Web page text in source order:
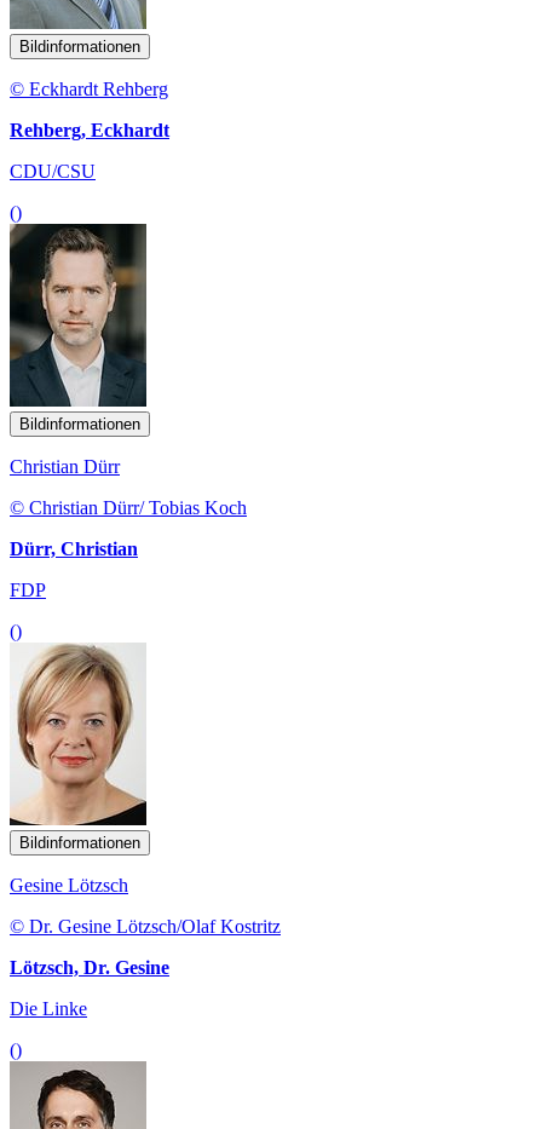
Bildinformationen
© Eckhardt Rehberg
Rehberg, Eckhardt
CDU/CSU
()
Bildinformationen
Christian Dürr
© Christian Dürr/ Tobias Koch
Dürr, Christian
FDP
()
Bildinformationen
Gesine Lötzsch
© Dr. Gesine Lötzsch/Olaf Kostritz
Lötzsch, Dr. Gesine
Die Linke
()